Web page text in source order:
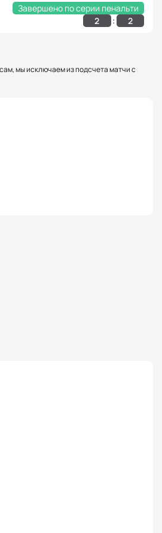
Завершено по серии пенальти
2 : 2
мы исключаем из подсчета матчи с